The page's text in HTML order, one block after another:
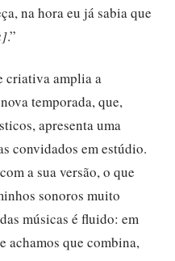
na hora eu já sabia que
.”
criativa amplia a
temporada, que,
apresenta uma
convidados em estúdio.
a sua versão, o que
sonoros muito
músicas é fluido: em
achamos que combina,